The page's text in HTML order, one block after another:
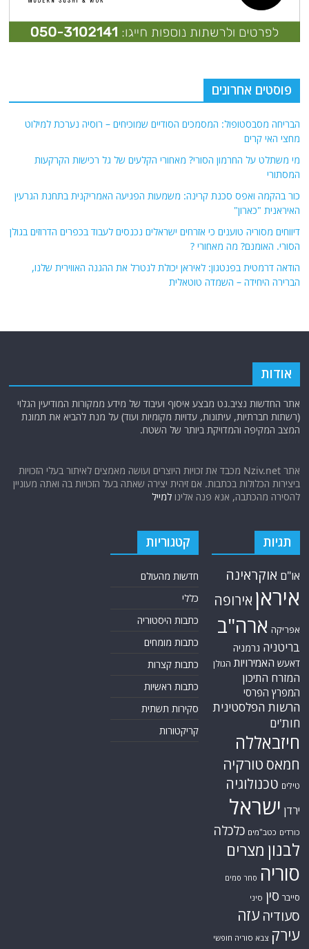
פוסטים אחרונים
הבריחה מסבסטופול: המסמכים הסודיים שמוכיחים – רוסיה נערכת למילוט
מחצי האי קרים
מי משתלט על החרמון הסורי? מאחורי הקלעים של גל רכישות הקרקעות
המסתורי
כור בהקמה ואפס סכנת קרינה: משמעות הפגיעה האמריקנית בתחנת הגרעין
האיראנית "כארון"
דיווחים מסוריה טוענים כי אזרחים ישראלים נכנסים לעבוד בכפרים הדרוזים בגולן
הסורי. האומנם? מה מאחורי ?
הודאה דרמטית בפנטגון: לאיראן יכולת לנטרל את ההגנה האווירית שלנו,
הברירה היחידה – השמדה טוטאלית
אודות
אתר החדשות נציב.נט מבצע איסוף ועיבוד של מידע ממקורות המודיעין הגלוי
(רשתות חברתיות, עיתונות, עדויות מקומיות ועוד) על מנת להביא את תמונת
המצב המקיפה והמדויקת ביותר של השטח.
אתר Nziv.net מכבד את זכויות היוצרים ועושה מאמצים לאיתור בעלי הזכויות
ביצירות הכלולות בכתבות. אם זיהית יצירה שאתה בעל הזכויות בה ואתה מעוניין
להסירה מהכתבה, אנא פנה אלינולמייל
תגיות
או"ם אוקראינה
איראן אירופה
אפריקה ארה"ב
בריטניה גרמניה
דאעש האמירויות הגולן
המזרח התיכון
המפרץ הפרסי
הרשות הפלסטינית
חות'ים
חיזבאללה
חמאס טורקיה
טילים טכנולוגיה
ירדן ישראל
כורדים כטב"מים כלכלה
לבנון מצרים
סוריה סחר סמים
סייבר סין סיני
סעודיה עזה
עירק צבא סוריה חופשי
קטגוריות
חדשות מהעולם
כללי
כתבות היסטוריה
כתבות מומחים
כתבות קצרות
כתבות ראשיות
סקירות תשתית
קריקטורות